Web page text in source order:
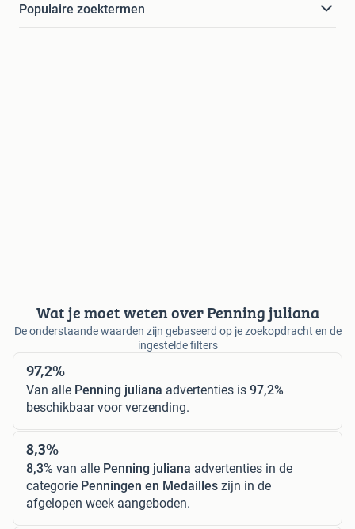
Populaire zoektermen
Wat je moet weten over Penning juliana
De onderstaande waarden zijn gebaseerd op je zoekopdracht en de
ingestelde filters
97,2%
Van alle Penning juliana advertenties is 97,2%
beschikbaar voor verzending.
8,3%
8,3% van alle Penning juliana advertenties in de
categorie Penningen en Medailles zijn in de
afgelopen week aangeboden.